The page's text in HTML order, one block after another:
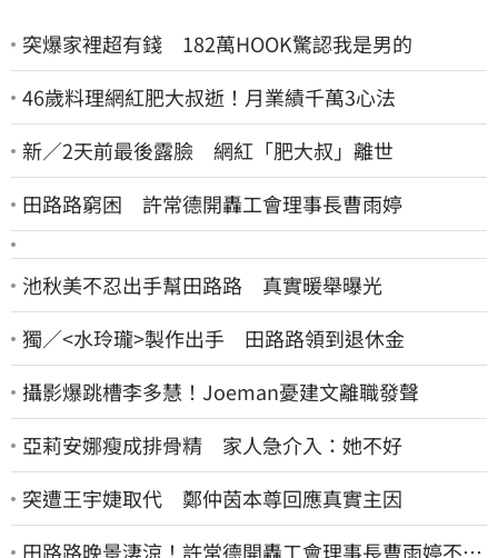
突爆家裡超有錢 182萬HOOK驚認我是男的
46歲料理網紅肥大叔逝！月業績千萬3心法
新／2天前最後露臉 網紅「肥大叔」離世
田路路窮困 許常德開轟工會理事長曹雨婷
池秋美不忍出手幫田路路 真實暖舉曝光
獨／<水玲瓏>製作出手 田路路領到退休金
攝影爆跳槽李多慧！Joeman憂建文離職發聲
亞莉安娜瘦成排骨精 家人急介入：她不好
突遭王宇婕取代 鄭仲茵本尊回應真實主因
田路路晚景淒涼！許常德開轟工會理事長曹雨婷不忍